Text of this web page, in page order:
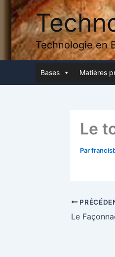
Aller
contenu
Technologie en
Bases Matières
Le
Par
Le